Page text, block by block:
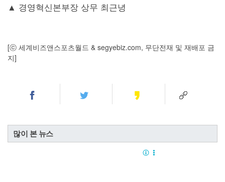
▲ 경영혁신본부장 상무 최근녕
[ⓒ 세계비즈앤스포츠월드 & segyebiz.com, 무단전재 및 재배포 금
지]
많이 본 뉴스